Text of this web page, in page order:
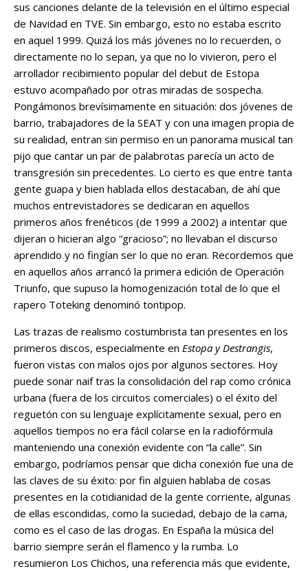
sus canciones delante de la televisión en el último especial
de Navidad en TVE. Sin embargo, esto no estaba escrito
en aquel 1999. Quizá los más jóvenes no lo recuerden, o
directamente no lo sepan, ya que no lo vivieron, pero el
arrollador recibimiento popular del debut de Estopa
estuvo acompañado por otras miradas de sospecha.
Pongámonos brevísimamente en situación: dos jóvenes de
barrio, trabajadores de la SEAT y con una imagen propia de
su realidad, entran sin permiso en un panorama musical tan
pijo que cantar un par de palabrotas parecía un acto de
transgresión sin precedentes. Lo cierto es que entre tanta
gente guapa y bien hablada ellos destacaban, de ahí que
muchos entrevistadores se dedicaran en aquellos
primeros años frenéticos (de 1999 a 2002) a intentar que
dijeran o hicieran algo “gracioso”; no llevaban el discurso
aprendido y no fingían ser lo que no eran. Recordemos que
en aquellos años arrancó la primera edición de Operación
Triunfo, que supuso la homogenización total de lo que el
rapero Toteking denominó tontipop.
Las trazas de realismo costumbrista tan presentes en los
primeros discos, especialmente en Estopa y Destrangis,
fueron vistas con malos ojos por algunos sectores. Hoy
puede sonar naif tras la consolidación del rap como crónica
urbana (fuera de los circuitos comerciales) o el éxito del
reguetón con su lenguaje explícitamente sexual, pero en
aquellos tiempos no era fácil colarse en la radiofórmula
manteniendo una conexión evidente con “la calle”. Sin
embargo, podríamos pensar que dicha conexión fue una de
las claves de su éxito: por fin alguien hablaba de cosas
presentes en la cotidianidad de la gente corriente, algunas
de ellas escondidas, como la suciedad, debajo de la cama,
como es el caso de las drogas. En España la música del
barrio siempre serán el flamenco y la rumba. Lo
resumieron Los Chichos, una referencia más que evidente,